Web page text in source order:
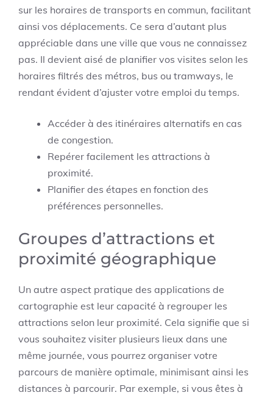
sur les horaires de transports en commun, facilitant
ainsi vos déplacements. Ce sera d’autant plus
appréciable dans une ville que vous ne connaissez
pas. Il devient aisé de planifier vos visites selon les
horaires filtrés des métros, bus ou tramways, le
rendant évident d’ajuster votre emploi du temps.
Accéder à des itinéraires alternatifs en cas
de congestion.
Repérer facilement les attractions à
proximité.
Planifier des étapes en fonction des
préférences personnelles.
Groupes d’attractions et
proximité géographique
Un autre aspect pratique des applications de
cartographie est leur capacité à regrouper les
attractions selon leur proximité. Cela signifie que si
vous souhaitez visiter plusieurs lieux dans une
même journée, vous pourrez organiser votre
parcours de manière optimale, minimisant ainsi les
distances à parcourir. Par exemple, si vous êtes à